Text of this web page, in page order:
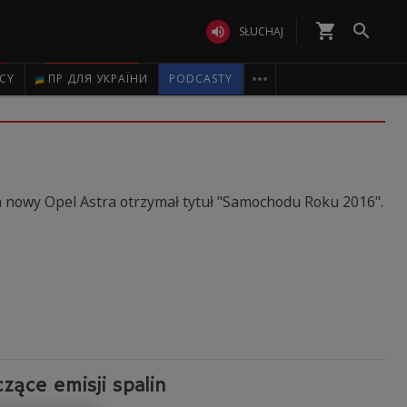
 SŁUCHAJ shopping_cart 
ПР ДЛЯ УКРАЇНИ PODCASTY 
Opel Astra otrzymał tytuł "Samochodu Roku 2016".
emisji spalin